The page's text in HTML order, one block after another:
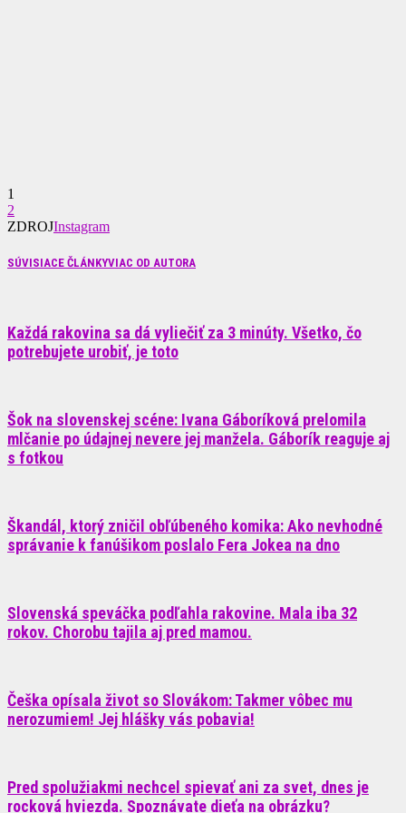
1
2
ZDROJInstagram
SÚVISIACE ČLÁNKYVIAC OD AUTORA
Každá rakovina sa dá vyliečiť za 3 minúty. Všetko, čo
potrebujete urobiť, je toto
Šok na slovenskej scéne: Ivana Gáboríková prelomila
mlčanie po údajnej nevere jej manžela. Gáborík reaguje aj
s fotkou
Škandál, ktorý zničil obľúbeného komika: Ako nevhodné
správanie k fanúšikom poslalo Fera Jokea na dno
Slovenská speváčka podľahla rakovine. Mala iba 32
rokov. Chorobu tajila aj pred mamou.
Češka opísala život so Slovákom: Takmer vôbec mu
nerozumiem! Jej hlášky vás pobavia!
Pred spolužiakmi nechcel spievať ani za svet, dnes je
rocková hviezda. Spoznávate dieťa na obrázku?